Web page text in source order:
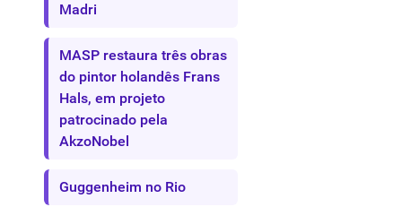
Madri
MASP restaura três obras
do pintor holandês Frans
Hals, em projeto
patrocinado pela
AkzoNobel
Guggenheim no Rio